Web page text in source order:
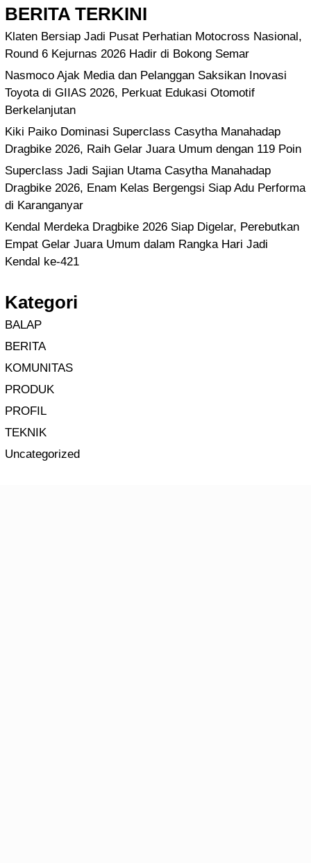
BERITA TERKINI
Klaten Bersiap Jadi Pusat Perhatian Motocross Nasional,
Round 6 Kejurnas 2026 Hadir di Bokong Semar
Nasmoco Ajak Media dan Pelanggan Saksikan Inovasi
Toyota di GIIAS 2026, Perkuat Edukasi Otomotif
Berkelanjutan
Kiki Paiko Dominasi Superclass Casytha Manahadap
Dragbike 2026, Raih Gelar Juara Umum dengan 119 Poin
Superclass Jadi Sajian Utama Casytha Manahadap
Dragbike 2026, Enam Kelas Bergengsi Siap Adu Performa
di Karanganyar
Kendal Merdeka Dragbike 2026 Siap Digelar, Perebutkan
Empat Gelar Juara Umum dalam Rangka Hari Jadi
Kendal ke-421
Kategori
BALAP
BERITA
KOMUNITAS
PRODUK
PROFIL
TEKNIK
Uncategorized